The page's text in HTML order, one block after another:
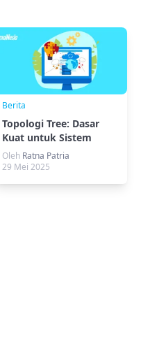
Berita
Topologi Tree: Dasar
Kuat untuk Sistem
Jaringan Handal
Oleh Ratna Patria
29 Mei 2025